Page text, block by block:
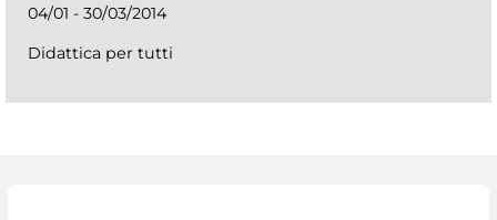
04/01 - 30/03/2014
Didattica per tutti